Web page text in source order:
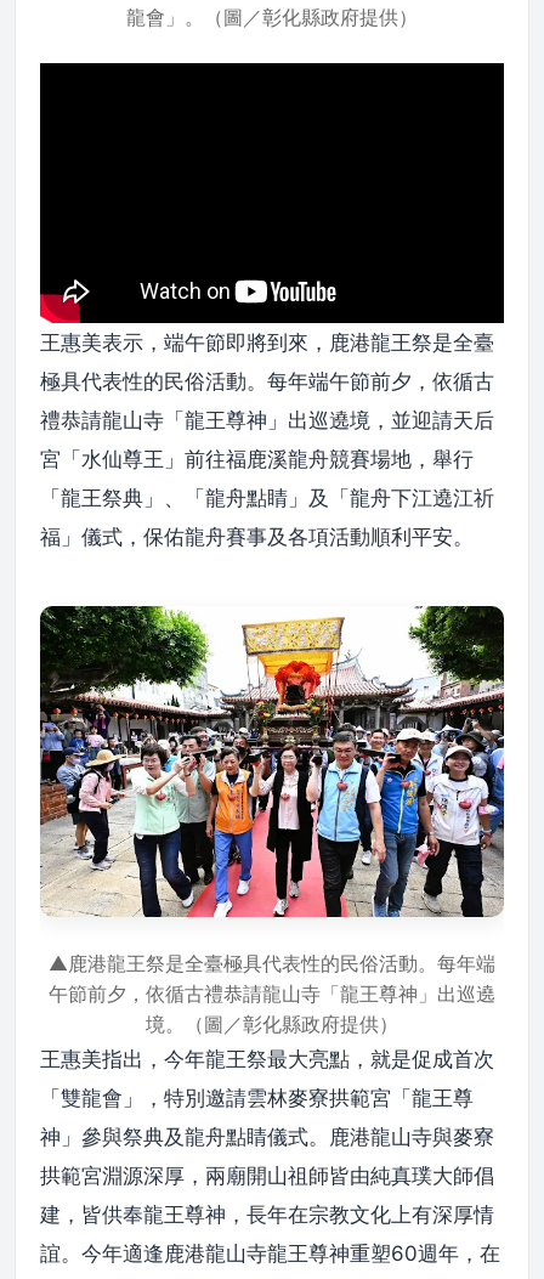
龍會」。（圖／彰化縣政府提供）
王惠美表示，端午節即將到來，鹿港龍王祭是全臺
極具代表性的民俗活動。每年端午節前夕，依循古
禮恭請龍山寺「龍王尊神」出巡遶境，並迎請天后
宮「水仙尊王」前往福鹿溪龍舟競賽場地，舉行
「龍王祭典」、「龍舟點睛」及「龍舟下江遶江祈
福」儀式，保佑龍舟賽事及各項活動順利平安。
▲鹿港龍王祭是全臺極具代表性的民俗活動。每年端
午節前夕，依循古禮恭請龍山寺「龍王尊神」出巡遶
境。（圖／彰化縣政府提供）
王惠美指出，今年龍王祭最大亮點，就是促成首次
「雙龍會」，特別邀請雲林麥寮拱範宮「龍王尊
神」參與祭典及龍舟點睛儀式。鹿港龍山寺與麥寮
拱範宮淵源深厚，兩廟開山祖師皆由純真璞大師倡
建，皆供奉龍王尊神，長年在宗教文化上有深厚情
誼。今年適逢鹿港龍山寺龍王尊神重塑60週年，在